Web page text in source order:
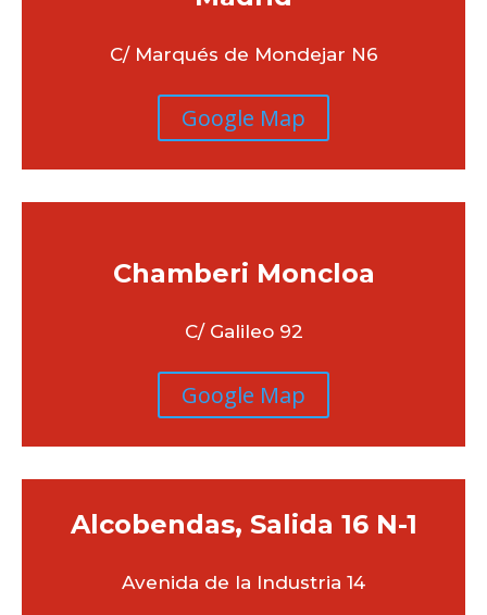
C/ Marqués de Mondejar N6
Google Map
Chamberi Moncloa
C/ Galileo 92
Google Map
Alcobendas, Salida 16 N-1
Avenida de la Industria 14